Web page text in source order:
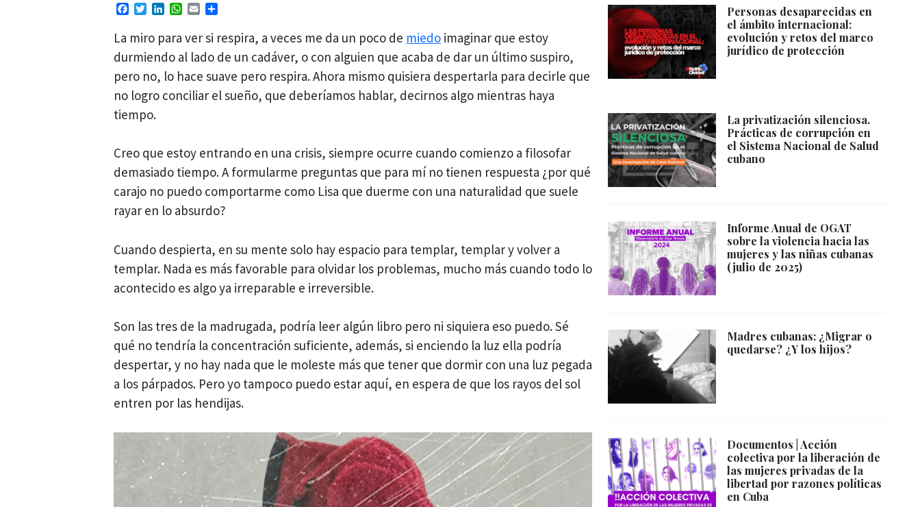
Facebook
TwitterLinkedIn
WhatsApp
Email
La miro para ver si respira, a veces me da un poco de miedo imaginar que estoy
durmiendo al lado de un cadáver, o con alguien que acaba de dar un último suspiro,
pero no, lo hace suave pero respira. Ahora mismo quisiera despertarla para decirle que
no logro conciliar el sueño, que deberíamos hablar, decirnos algo mientras haya
tiempo.
Creo que estoy entrando en una crisis, siempre ocurre cuando comienzo a filosofar
demasiado tiempo. A formularme preguntas que para mí no tienen respuesta ¿por qué
carajo no puedo comportarme como Lisa que duerme con una naturalidad que suele
rayar en lo absurdo?
Cuando despierta, en su mente solo hay espacio para templar, templar y volver a
templar. Nada es más favorable para olvidar los problemas, mucho más cuando todo lo
acontecido es algo ya irreparable e irreversible.
Son las tres de la madrugada, podría leer algún libro pero ni siquiera eso puedo. Sé
qué no tendría la concentración suficiente, además, si enciendo la luz ella podría
despertar, y no hay nada que le moleste más que tener que dormir con una luz pegada
a los párpados. Pero yo tampoco puedo estar aquí, en espera de que los rayos del sol
entren por las hendijas.
Personas desaparecidas en
el ámbito internacional:
evolución y retos del marco
jurídico de protección
La privatización silenciosa.
Prácticas de corrupción en
el Sistema Nacional de Salud
cubano
Informe Anual de OGAT
sobre la violencia hacia las
mujeres y las niñas cubanas
(julio de 2025)
Madres cubanas: ¿Migrar o
quedarse? ¿Y los hijos?
Documentos | Acción
colectiva por la liberación de
las mujeres privadas de la
libertad por razones políticas
en Cuba